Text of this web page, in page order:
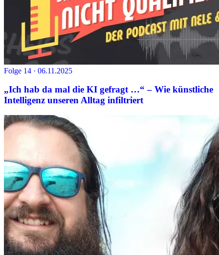
Folge 14 · 06.11.2025
„Ich hab da mal die KI gefragt …“ – Wie künstliche
Intelligenz unseren Alltag infiltriert